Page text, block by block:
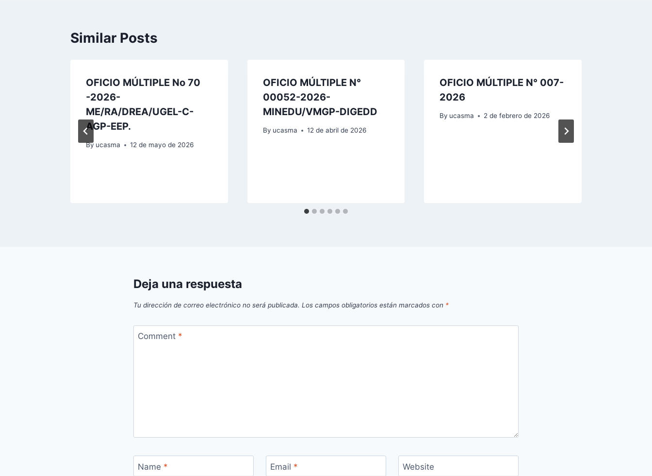
Similar Posts
OFICIO MÚLTIPLE No 70
-2026-
ME/RA/DREA/UGEL-C-
AGP-EEP.
By ucasma 12 de mayo de 2026
OFICIO MÚLTIPLE N°
00052-2026-
MINEDU/VMGP-DIGEDD
By ucasma 12 de abril de 2026
OFICIO MÚLTIPLE N° 007-
2026
By ucasma 2 de febrero de 2026
Deja una respuesta
Tu dirección de correo electrónico no será publicada. Los campos obligatorios están marcados con *
Comment *
Name * Email * Website